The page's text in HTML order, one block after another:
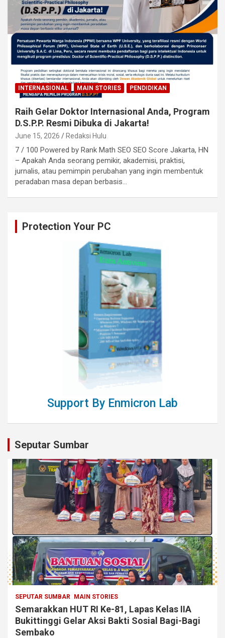
INTERNASIONAL MAIN STORIES PENDIDIKAN
Raih Gelar Doktor Internasional Anda, Program
D.S.P.P. Resmi Dibuka di Jakarta!
June 15, 2026 Redaksi Hulu
7 / 100 Powered by Rank Math SEO SEO Score Jakarta, HN
– Apakah Anda seorang pemikir, akademisi, praktisi,
jurnalis, atau pemimpin perubahan yang ingin membentuk
peradaban masa depan berbasis…
Protection Your PC
Support By Enmicron Lab
Seputar Sumbar
SEPUTAR SUMBAR MAIN STORIES
Semarakkan HUT RI Ke-81, Lapas Kelas IIA
Bukittinggi Gelar Aksi Bakti Sosial Bagi-Bagi
Sembako